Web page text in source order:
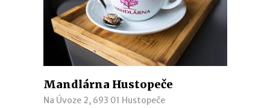
Mandlárna Hustopeče
Na Úvoze 2, 693 01 Hustopeče